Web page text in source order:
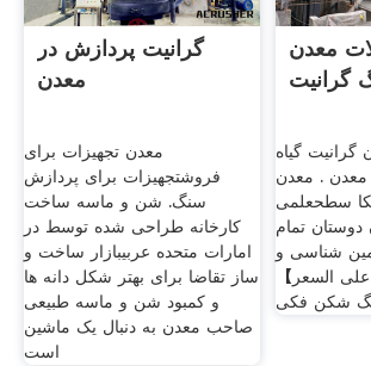
گرانیت پردازش در
معدن
معدن تجهیزات برای
فروشتجهیزات برای پردازش
سنگ. شن و ماسه ساخت
کارخانه طراحی شده توسط در
امارات متحده عربیبازار ساخت و
ساز تقاضا برای بهتر شکل دانه ها
و کمبود شن و ماسه طبیعی
صاحب معدن به دنبال یک ماشین
است
معدن
گرانیت
گیاه
. معدن
سطحعلمی
تمام
شناسی و
السعر】
شکن فکی